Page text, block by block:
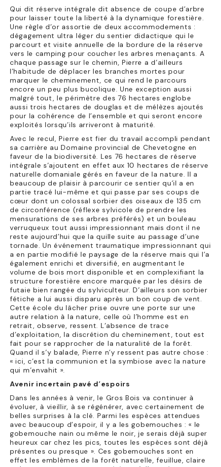
Qui dit réserve intégrale dit absence de coupe d’arbre
pour laisser toute la liberté à la dynamique forestière.
Une règle d’or assortie de deux accommodements :
dégagement ultra léger du sentier didactique qui le
parcourt et visite annuelle de la bordure de la réserve
vers le camping pour coucher les arbres menaçants. A
chaque passage sur le chemin, Pierre a d’ailleurs
l’habitude de déplacer les branches mortes pour
marquer le cheminement, ce qui rend le parcours
encore un peu plus bucolique. Une exception aussi
malgré tout, le périmètre des 76 hectares englobe
aussi trois hectares de douglas et de mélèzes ajoutés
pour la cohérence de l’ensemble et qui seront encore
exploités lorsqu’ils arriveront à maturité.
Avec le recul, Pierre est fier du travail accompli pendant
sa carrière au Domaine provincial de Chevetogne en
faveur de la biodiversité. Les 76 hectares de réserve
intégrale s’ajoutent en effet aux 10 hectares de réserve
naturelle domaniale gérés en faveur de la nature. Il a
beaucoup de plaisir à parcourir ce sentier qu’il a en
partie tracé lui-même et qui passe par ses coups de
cœur dont un colossal sorbier des oiseaux de 135 cm
de circonférence (réflexe sylvicole de prendre les
mensurations de ses arbres préférés) et un bouleau
verruqueux tout aussi impressionnant mais dont il ne
reste aujourd’hui que la quille suite au passage d’une
tornade. Un événement traumatique impressionnant qui
a en partie modifié le paysage de la réserve mais qui l’a
également enrichi et diversifié, en augmentant le
volume de bois mort disponible et en complexifiant la
structure forestière encore marquée par les désirs de
futaie bien rangée du sylviculteur. D’ailleurs son sorbier
fétiche a lui aussi disparu après un bon coup de vent.
Cette école du lâcher prise ouvre une porte sur une
autre relation à la nature, celle où l’homme est en
retrait, observe, ressent. L’absence de trace
d’exploitation, la discrétion du cheminement, tout est
fait pour se rapprocher de la naturalité de la forêt.
Quand il s’y balade, Pierre n’y ressent pas autre chose :
« ici, c’est la communion et la symbiose avec la nature
qui m’envahit ».
Avenir incertain pavé d’espoirs
Dans les années à venir, le Gros Bois va continuer à
évoluer, à vieillir, à se régénérer, avec certainement de
belles surprises à la clé. Parmi les espèces attendues
avec beaucoup d’espoir, il y a les gobemouches : « le
gobemouche nain ou même le noir, je serais déjà super
heureux car chez les pics, toutes les espèces sont déjà
présentes ou presque ». Ces gobemouches sont en
effet les emblèmes de la forêt naturelle, feuillue, claire